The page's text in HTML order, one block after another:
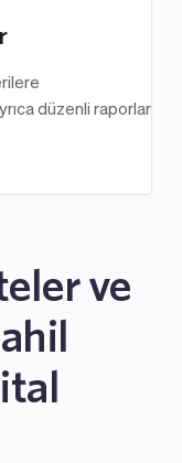
düzenli raporlar
ve